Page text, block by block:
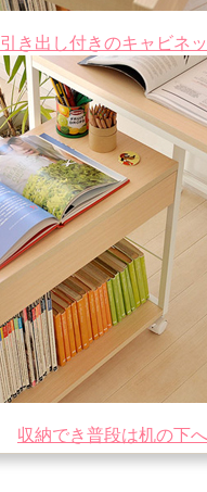
引き出し付きのキャビネ
収納でき普段は机の下